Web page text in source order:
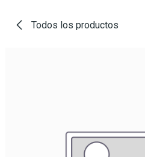
Todos los productos